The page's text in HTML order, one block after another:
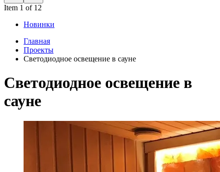
Item 1 of 12
Новинки
Главная
Проекты
Светодиодное освещение в сауне
Светодиодное освещение в
сауне